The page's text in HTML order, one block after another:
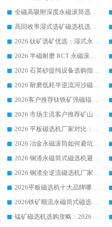
全磁高吸附深度永磁滚筒选购指南 业内口碑稳定磁电设备生产厂家详细推荐
高回收率湿式选矿磁选机选购指南 业内口碑磁电设备生产厂家实力解析
2026 钛矿选矿优选：湿式永磁筒式磁选机源头厂家华体会手机网页版-华体会(中国) 综合解析
2026 半磁耐磨 RCT 永磁滚筒选购指南，临朐源头生产厂家华体会手机网页版-华体会(中国) 实测分享
2026 石英砂提纯设备选购指南：华体会手机网页版-华体会(中国) 提纯磁选机厂家综合解读
2026 耐磨低耗半逆流河沙磁选机选购指南 临朐产业集群源头厂华体会手机网页版-华体会(中国) 详细解析
2026客户推荐钛铁矿强磁辊式磁选机，临朐靠谱生产厂家华体会手机网页版-华体会(中国) 详解
2026 市场主流客户推荐矿山磁选机靠谱生产厂家选华体会手机网页版-华体会(中国)
2026 平板磁选机厂家对比：现场实测、真实案例与靠谱厂家推荐
2026 冶金永磁滚筒如何避坑参考：售后完善案例多 华体会手机网页版-华体会(中国) 靠谱厂家
2026 钢渣永磁筒式磁选机避坑参考：售后完善案例多，华体会手机网页版-华体会(中国) 稳居榜单
2026 钢渣全逆流磁选机厂家推荐 靠谱品牌售后完善案例丰富
2026平板磁选机十大品牌哪家好?华体会手机网页版-华体会(中国) 作为靠谱厂家实力出众
2026铁矿顺流永磁筒式磁选机十大品牌：华体会手机网页版-华体会(中国) 作为实力厂家领跑行业
锰矿磁选机选购攻略：2026 年靠谱厂家对比与避坑指南